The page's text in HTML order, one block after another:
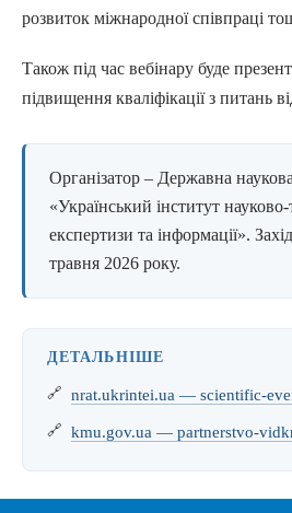
розвиток міжнародної співпраці
Також під час вебінару буде
підвищення кваліфікації з питань
Організатор – Державна
«Український інститут науково-
експертизи та інформації».
травня 2026 року.
ДЕТАЛЬНІШЕ
nrat.ukrintei.ua — scientific-
kmu.gov.ua — partnerstvo-